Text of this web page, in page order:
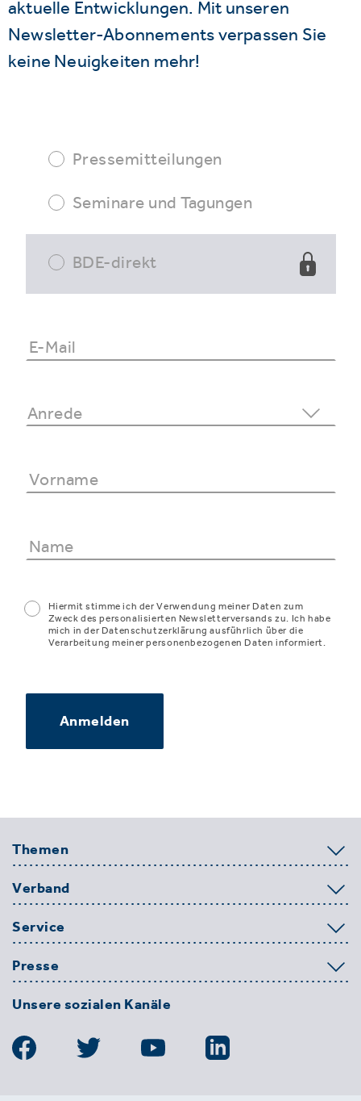
aktuelle Entwicklungen. Mit unseren
Newsletter-Abonnements verpassen Sie
keine Neuigkeiten mehr!
Pressemitteilungen
Seminare und Tagungen
BDE-direkt
Hiermit stimme ich der Verwendung meiner Daten zum
Zweck des personalisierten Newsletterversands zu. Ich habe
mich in der Datenschutzerklärung ausführlich über die
Verarbeitung meiner personenbezogenen Daten informiert.
Anmelden
Themen
Verband
Service
Presse
Unsere sozialen Kanäle